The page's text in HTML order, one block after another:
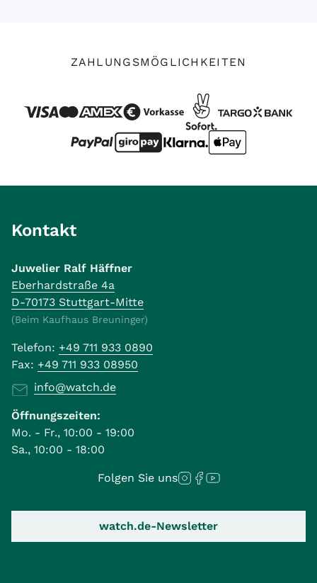
ZAHLUNGSMÖGLICHKEITEN
Kontakt
Juwelier Ralf Häffner
Eberhardstraße 4a
D-70173 Stuttgart-Mitte
(Beim Kaufhaus Breuninger)
Telefon: +49 711 933 0890
Fax: +49 711 933 08950
info@watch.de
Öffnungszeiten:
Mo. - Fr., 10:00 - 19:00
Sa., 10:00 - 18:00
Folgen Sie uns
watch.de-Newsletter